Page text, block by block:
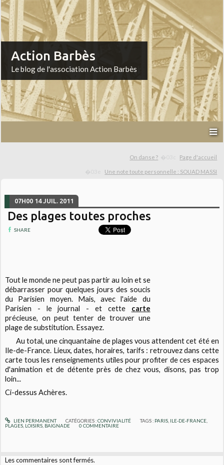
Action Barbès
Le blog de l'association Action Barbès
On danse ? Page d'accueil
Une note toute personnelle : SOUAD MASSI
07H00 14 JUIL. 2011
Des plages toutes proches
SHARE
Tout le monde ne peut pas partir au loin et se
débarrasser pour quelques jours des soucis
du Parisien moyen. Mais, avec l'aide du
Parisien - le journal - et cette carte
précieuse, on peut tenter de trouver une
plage de substitution. Essayez.
Au total, une cinquantaine de plages vous attendent cet été en
Ile-de-France. Lieux, dates, horaires, tarifs : retrouvez dans cette
carte tous les renseignements utiles pour profiter de ces espaces
d'animation et de détente près de chez vous, disons, pas trop
loin...
Ci-dessus Achères.
LIEN PERMANENT CATÉGORIES :CONVIVIALITÉ TAGS : PARIS ILE-DE-FRANCE
PLAGES LOISIRS BAIGNADE 0 COMMENTAIRE
Les commentaires sont fermés.